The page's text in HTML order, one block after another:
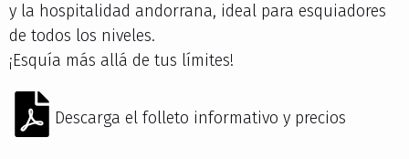
y la hospitalidad andorrana, ideal para esquiadores
de todos los niveles.
¡Esquía más allá de tus límites!
Descarga el folleto informativo y precios